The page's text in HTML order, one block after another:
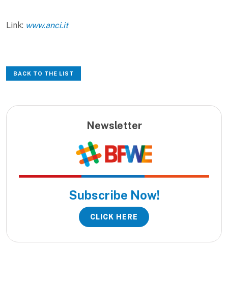
Link: www.anci.it
BACK TO THE LIST
Newsletter
Subscribe Now!
CLICK HERE